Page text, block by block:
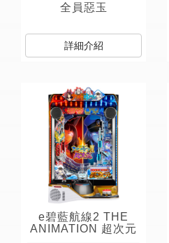
全員惡玉
詳細介紹
e碧藍航線2 THE
ANIMATION 超次元